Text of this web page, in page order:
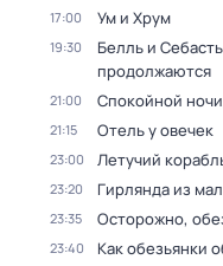
17:00 Ум и Хрум
19:30
Белль и
продолжаются
21:00 Спокойной
21:15 Отель у овечек
23:00 Летучий
23:20 Гирлянда из
23:35 Осторожно,
23:40 Как обезьянки